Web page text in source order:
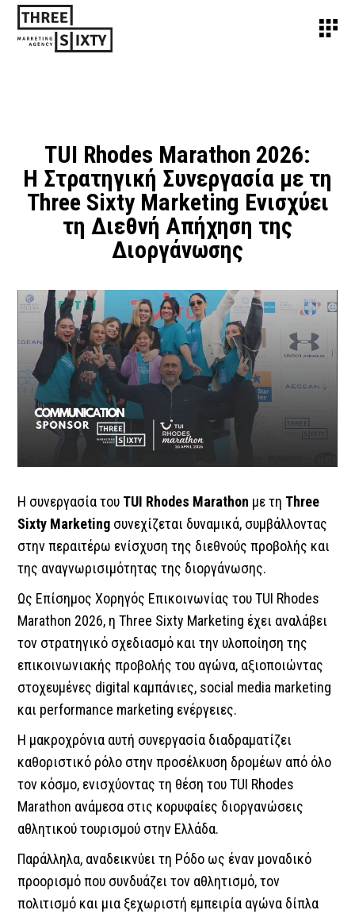
TUI Rhodes Marathon 2026:
Η Στρατηγική Συνεργασία με τη
Three Sixty Marketing Ενισχύει
τη Διεθνή Απήχηση της
Διοργάνωσης
Η συνεργασία του TUI Rhodes Marathon με τη Three
Sixty Marketing συνεχίζεται δυναμικά, συμβάλλοντας
στην περαιτέρω ενίσχυση της διεθνούς προβολής και
της αναγνωρισιμότητας της διοργάνωσης.
Ως Επίσημος Χορηγός Επικοινωνίας του TUI Rhodes
Marathon 2026, η Three Sixty Marketing έχει αναλάβει
τον στρατηγικό σχεδιασμό και την υλοποίηση της
επικοινωνιακής προβολής του αγώνα, αξιοποιώντας
στοχευμένες digital καμπάνιες, social media marketing
και performance marketing ενέργειες.
Η μακροχρόνια αυτή συνεργασία διαδραματίζει
καθοριστικό ρόλο στην προσέλκυση δρομέων από όλο
τον κόσμο, ενισχύοντας τη θέση του TUI Rhodes
Marathon ανάμεσα στις κορυφαίες διοργανώσεις
αθλητικού τουρισμού στην Ελλάδα.
Παράλληλα, αναδεικνύει τη Ρόδο ως έναν μοναδικό
προορισμό που συνδυάζει τον αθλητισμό, τον
πολιτισμό και μια ξεχωριστή εμπειρία αγώνα δίπλα